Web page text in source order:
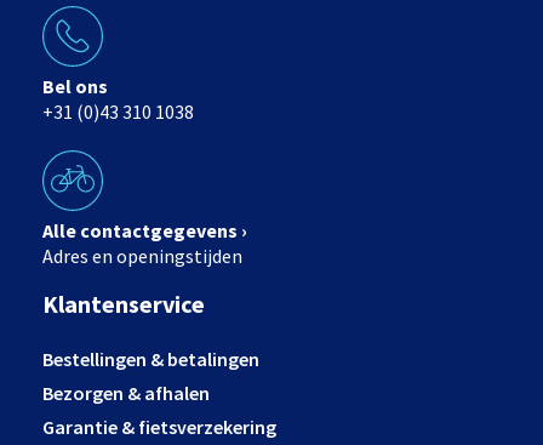
Bel ons
+31 (0)43 310 1038
Alle contactgegevens ›
Adres en openingstijden
Klantenservice
Bestellingen & betalingen
Bezorgen & afhalen
Garantie & fietsverzekering